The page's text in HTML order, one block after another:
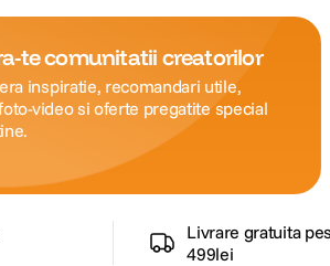
te comunitatii creatorilor
inspiratie, recomandari utile,
video si oferte pregatite special
Livrare gratuita
499lei